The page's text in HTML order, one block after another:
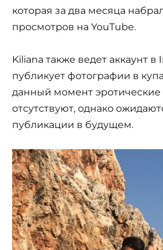
которая за два месяца
просмотров на YouTube.
Kiliana также ведет аккаунт в
публикует фотографии в
данный момент
отсутствуют, однако
публикации в будущем.